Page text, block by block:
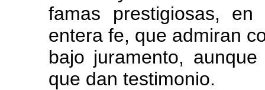
famas prestigiosas,
entera fe, que admiran
bajo juramento,
que dan testimonio.